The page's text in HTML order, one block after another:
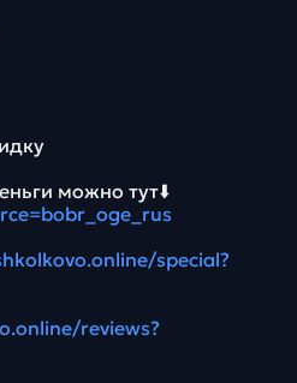
можно тут⬇️
special?
reviews?